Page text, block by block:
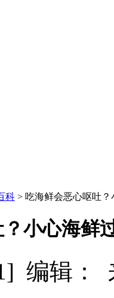
科 > 吃海鲜会恶心呕吐
小心海鲜
编辑